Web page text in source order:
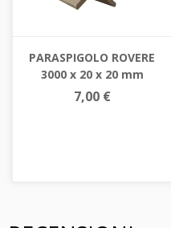
PARASPIGOLO ROVERE
3000 x 20 x 20 mm
7,00 €